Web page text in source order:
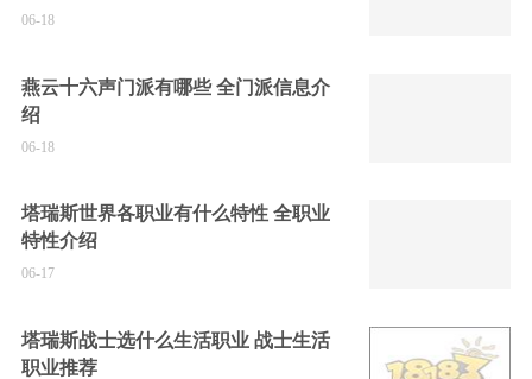
06-18
燕云十六声门派有哪些 全门派信息介
绍
06-18
塔瑞斯世界各职业有什么特性 全职业
特性介绍
06-17
塔瑞斯战士选什么生活职业 战士生活
职业推荐